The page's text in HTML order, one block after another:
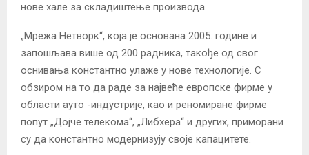
нове хале за складиштење производа.
„Мрежа Нетворк“, која је основана 2005. године и
запошљава више од 200 радника, такође од свог
оснивања константно улаже у нове технологије. С
обзиром на то да раде за највеће европске фирме у
области ауто -индустрије, као и реномиране фирме
попут „Дојче телекома“, „Либхера“ и других, приморани
су да константно модернизују своје капацитете.